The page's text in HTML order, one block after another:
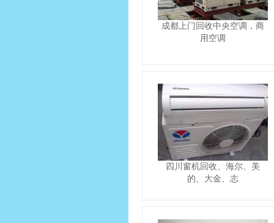
成都上门回收中央空调，商
用空调
四川窗机回收、海尔、美
的、大金、志